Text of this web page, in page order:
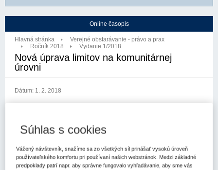
Online časopis
Hlavná stránka
Verejné obstarávanie - právo a prax
Ročník 2018
Vydanie 1/2018
Nová úprava limitov na komunitárnej
úrovni
Dátum: 1. 2. 2018
Delegované nariadenie Komisie (EÚ)
decembra 2017, ktorým sa mení smernica Európskeho
parlamentu a Rady 2014/25/EÚ, pokiaľ ide o uplatňovanie
finančných limitov v oblasti postupov zadávania zákaziek - ide
Súhlas s cookies
Vážený návštevník, snažíme sa zo všetkých síl prinášať vysokú úroveň
používateľského komfortu pri používaní našich webstránok. Medzi základné
predpoklady patrí napr. aby správne fungovalo vyhľadávanie, aby sme vás